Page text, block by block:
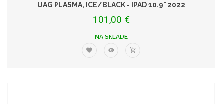
UAG PLASMA, ICE/BLACK - IPAD 10.9" 2022
101,00 €
NA SKLADE